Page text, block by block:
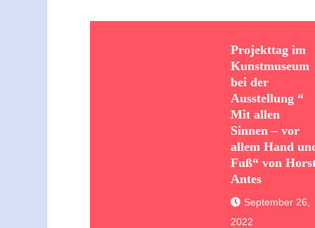
Projekttag im
Kunstmuseum
bei der
Ausstellung “
Mit allen
Sinnen – vor
allem Hand
Fuß“ von
Antes
September 26,
2022